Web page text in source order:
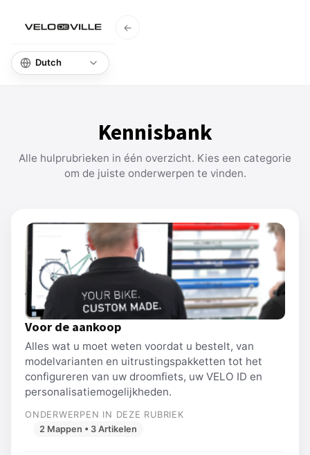
←
Kennisbank
Alle hulprubrieken in één overzicht. Kies een categorie
om de juiste onderwerpen te vinden.
Voor de aankoop
Alles wat u moet weten voordat u bestelt, van
modelvarianten en uitrustingspakketten tot het
configureren van uw droomfiets, uw VELO ID en
personalisatiemogelijkheden.
ONDERWERPEN IN DEZE RUBRIEK
2 Mappen • 3 Artikelen